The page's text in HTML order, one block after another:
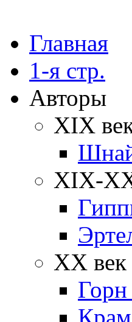
Главная
1-я стр.
Авторы
XIX
XIX-
XX век